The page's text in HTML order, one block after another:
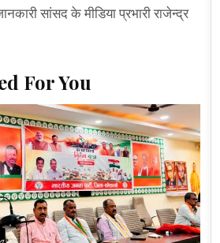
सांसद के मीडिया प्रभारी राजेन्द्र
For You